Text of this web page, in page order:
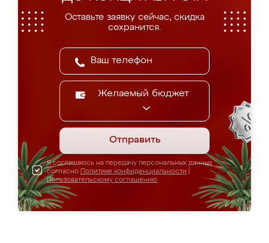
Оставьте заявку сейчас, скидка
сохранится.
Желаемый бюджет
Отправить
Я соглашаюсь на передачу персональных данных
согласно Политике конфиденциальности
Пользовательскому соглашению